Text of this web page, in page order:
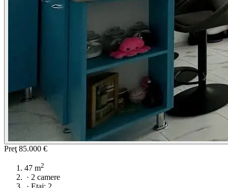
Preţ 85.000 €
47 m2
· 2 camere
· Etaj: 2